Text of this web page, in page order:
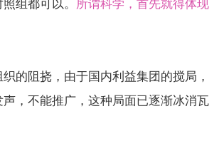
组都可以。 所谓科学，首先就得体现
的阻挠，由于国内利益集团的搅局，
，不能推广，这种局面已逐渐冰消瓦